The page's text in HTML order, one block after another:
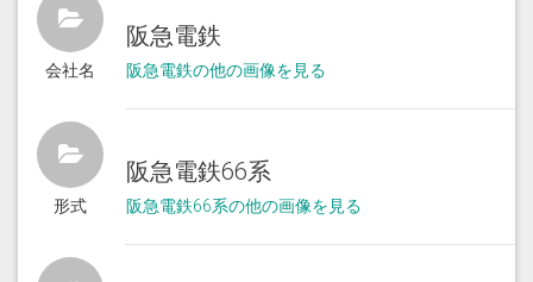
会社名
阪急電鉄
阪急電鉄の他の画像を見る
形式
阪急電鉄66系
阪急電鉄66系の他の画像を見る